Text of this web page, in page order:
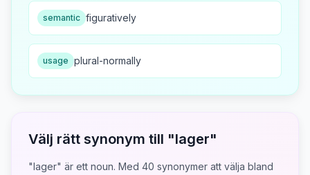
semantic figuratively
usage plural-normally
Välj rätt synonym till "lager"
"lager" är ett noun. Med 40 synonymer att välja bland